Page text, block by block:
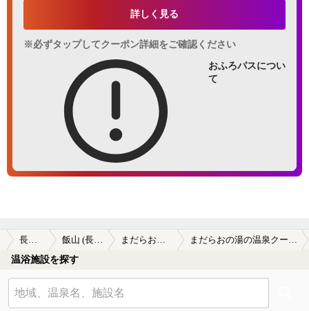
詳しく見る
※必ずタップしてクーポン詳細をご確認ください
おふろパスについ
て
長野県 飯山 (長野)
温浴施設を探す